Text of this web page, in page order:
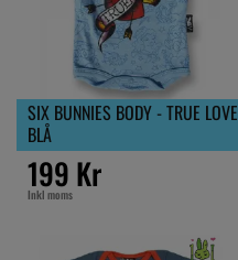
SIX BUNNIES BODY - TRUE LOVE
BLÅ
199 Kr
Inkl moms